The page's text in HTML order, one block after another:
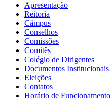
Apresentação
Reitoria
Câmpus
Conselhos
Comissões
Comitês
Colégio de Dirigentes
Documentos Institucionais
Eleições
Contatos
Horário de Funcionamento